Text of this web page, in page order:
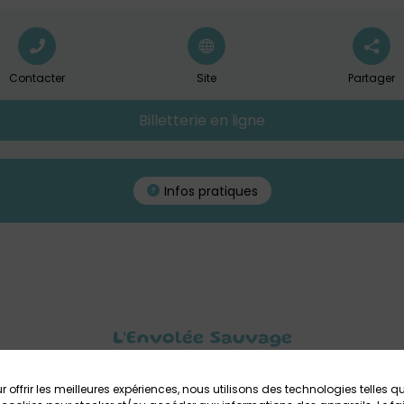
offrir les meilleures expériences, nous utilisons des technologies telles
Contacter Site Partager
Billetterie en ligne
Infos pratiques
L’Envolée Sauvage